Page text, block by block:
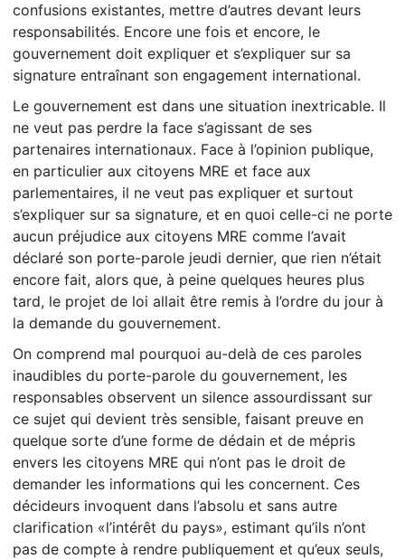
confusions existantes, mettre d’autres devant leurs
responsabilités. Encore une fois et encore, le
gouvernement doit expliquer et s’expliquer sur sa
signature entraînant son engagement international.
Le gouvernement est dans une situation inextricable. Il
ne veut pas perdre la face s’agissant de ses
partenaires internationaux. Face à l’opinion publique,
en particulier aux citoyens MRE et face aux
parlementaires, il ne veut pas expliquer et surtout
s’expliquer sur sa signature, et en quoi celle-ci ne porte
aucun préjudice aux citoyens MRE comme l’avait
déclaré son porte-parole jeudi dernier, que rien n’était
encore fait, alors que, à peine quelques heures plus
tard, le projet de loi allait être remis à l’ordre du jour à
la demande du gouvernement.
On comprend mal pourquoi au-delà de ces paroles
inaudibles du porte-parole du gouvernement, les
responsables observent un silence assourdissant sur
ce sujet qui devient très sensible, faisant preuve en
quelque sorte d’une forme de dédain et de mépris
envers les citoyens MRE qui n’ont pas le droit de
demander les informations qui les concernent. Ces
décideurs invoquent dans l’absolu et sans autre
clarification «l’intérêt du pays», estimant qu’ils n’ont
pas de compte à rendre publiquement et qu’eux seuls,